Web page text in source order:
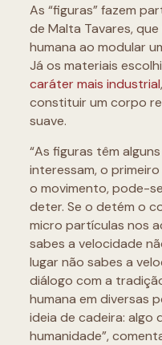
As “figuras” fazem
de Malta Tavares,
humana ao modular
Já os materiais
caráter mais industrial
constituir um corpo
suave.
“As figuras têm
interessam, o
o movimento, pode-
deter. Se o detém o
micro partículas nos
sabes a velocidade
lugar não sabes a
diálogo com a
humana em diversas
ideia de cadeira: algo
humanidade”,